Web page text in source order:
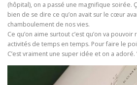
(hôpital), on a passé une magnifique soirée.
bien de se dire ce qu’on avait sur le cœur
chamboulement de nos vies.
Ce qu’on aime surtout c’est qu’on va
activités de temps en temps. Pour faire le
C’est vraiment une super idée et on a adoré.